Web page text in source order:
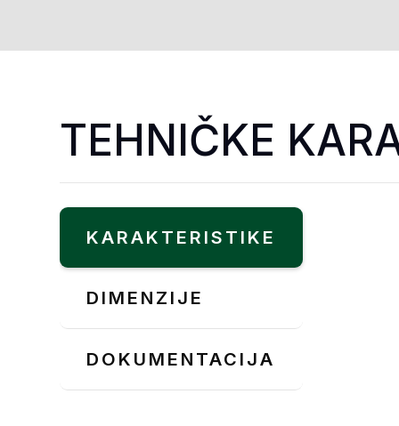
TEHNIČKE
KARAKTERISTIKE
DIMENZIJE
DOKUMENTACIJA